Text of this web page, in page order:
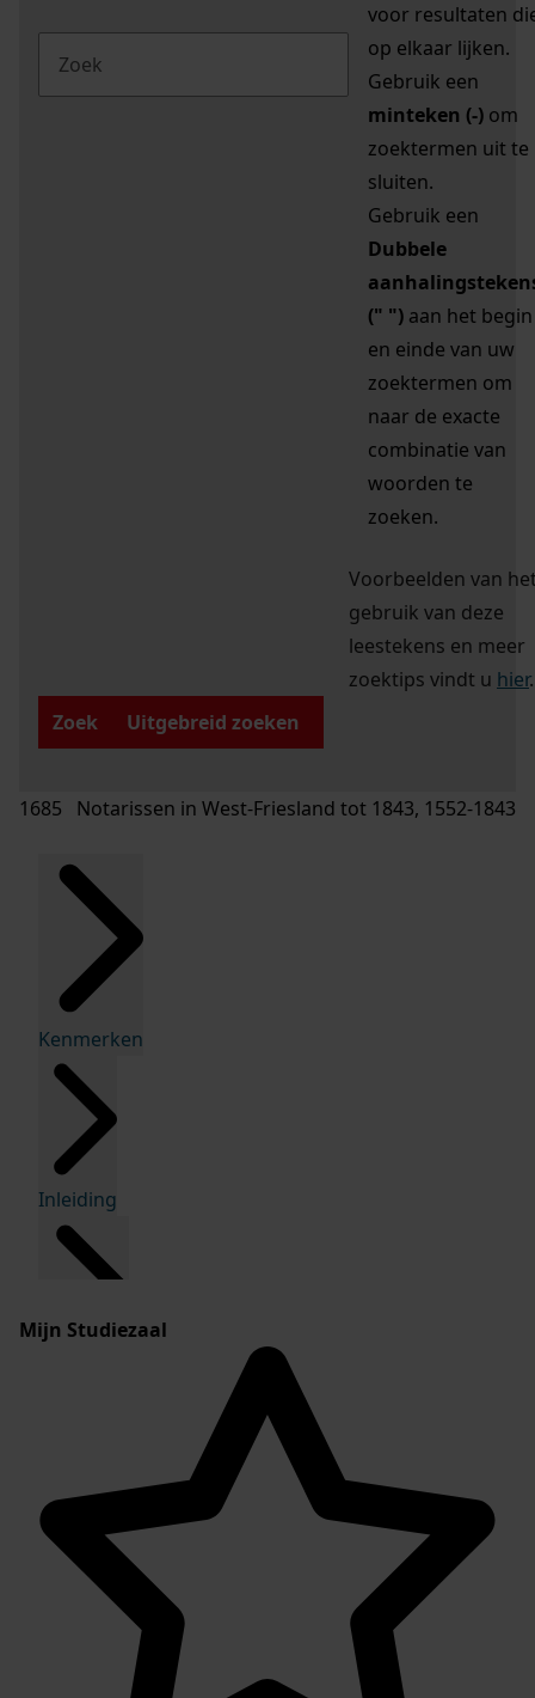
voor resultaten
op elkaar lijken.
Gebruik een
minteken (-) om
zoektermen uit te
sluiten.
Gebruik een
Dubbele
(" ") aan het begin
en einde van uw
zoektermen om
naar de exacte
combinatie van
woorden te
zoeken.
Voorbeelden van
gebruik van deze
leestekens en meer
zoektips vindt u hier.
Zoek
Uitgebreid zoeken
1685 Notarissen in West-Friesland tot 1843, 1552-1843
Kenmerken
Inleiding
Mijn Studiezaal